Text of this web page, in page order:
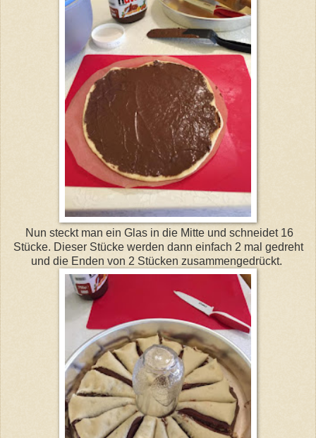
Nun steckt man ein Glas in die Mitte und schneidet 16
Stücke. Dieser Stücke werden dann einfach 2 mal gedreht
und die Enden von 2 Stücken zusammengedrückt.